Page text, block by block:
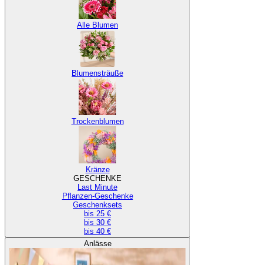
Alle Blumen
Blumensträuße
Trockenblumen
Kränze
GESCHENKE
Last Minute
Pflanzen-Geschenke
Geschenksets
bis 25 €
bis 30 €
bis 40 €
Anlässe